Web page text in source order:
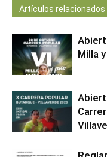
Artículos relacionados
Milla